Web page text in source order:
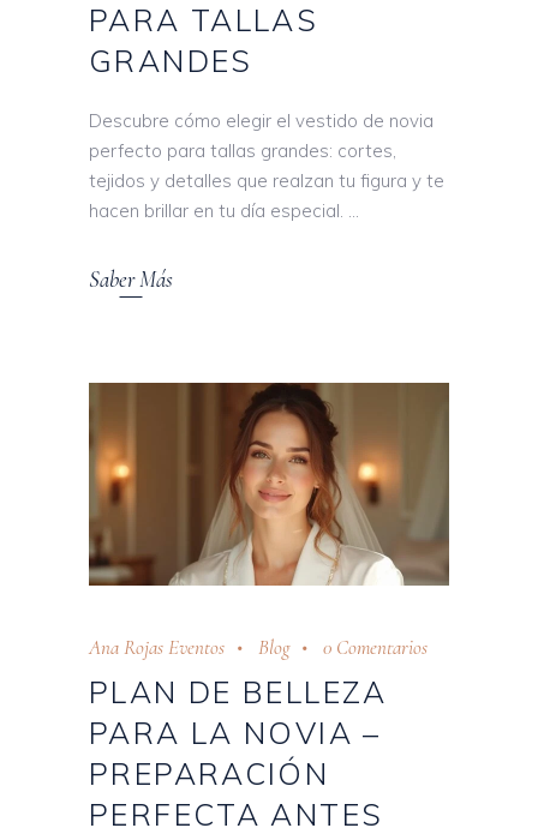
PARA TALLAS
GRANDES
Descubre cómo elegir el vestido de novia
perfecto para tallas grandes: cortes,
tejidos y detalles que realzan tu figura y te
hacen brillar en tu día especial.
Saber Más
Ana Rojas Eventos Blog 0 Comentarios
PLAN DE BELLEZA
PARA LA NOVIA –
PREPARACIÓN
PERFECTA ANTES